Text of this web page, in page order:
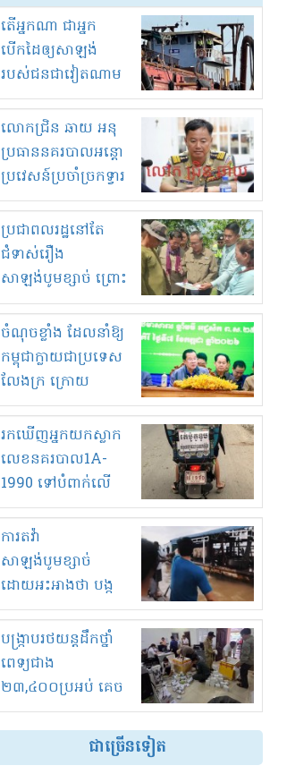
តើអ្នកណា ជាអ្នក
បើកដៃឲ្យសាឡង់
របស់ជនជាវៀតណាម
ចូល មកខុស
ច្បាប់លួចបូមខ្សាច់នៅ
ក្នុងប្រទេសកម្ពុជា
លោកជ្រិន ឆាយ អនុ
ប្រធាននគរបាលអន្តោ
ប្រវេសន៍ប្រចាំច្រកទ្វារ
ព្រំដែនភ្នំឌិន និងឈ្មួញ
មួយចំនួនទៀត
កំពង់តែគុបគិតគ្នា
ធ្វើសកម្មភាពរកស៊ីនិង
ស្តុកទំនិញគេចពន្ធ?
ប្រជាពលរដ្ឋនៅតែ
ជំទាស់រឿង
សាឡង់បូមខ្សាច់ ព្រោះ
ខ្លាចបាក់ច្រាំងទៀត!
ចំណុចខ្លាំង ដែលនាំឱ្យ
កម្ពុជាក្លាយជាប្រទេស
លែងក្រ ក្រោយ
ឆ្នាំ២០៣០
រកឃើញអ្នកយកស្លាក
លេខនគរបាល1A-
1990 ទៅបំពាក់លើ
ម៉ូតូរបស់ខ្លួន ដាកផ្លាក
រត់ឌុបហើយ
ការតវ៉ា
សាឡង់បូមខ្សាច់
ដោយអះអាងថា បង្ក
បាក់ច្រាំងទន្លេ និង
រំខានទាំងយប់ទាំងថ្ងៃ
បង្ក្រាបរថយន្តដឹកថ្នាំ
ពេទ្យជាង
២៣,៤០០ប្រអប់ គេច
ពន្ធនិងអត់ច្បាប់នាំ
ចូល!?
ជាច្រើនទៀត